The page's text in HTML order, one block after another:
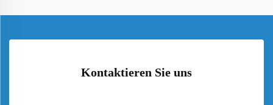
Kontaktieren Sie uns